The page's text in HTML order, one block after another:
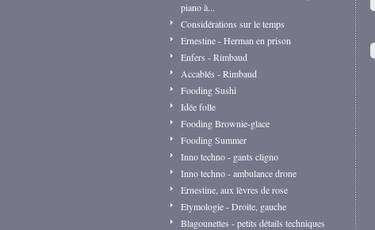
piano à...
Considérations sur le temps
Ernestine - Herman en prison
Enfers - Rimbaud
Accablés - Rimbaud
Fooding Sushi
Idée folle
Fooding Brownie-glace
Fooding Summer
Inno techno - gants cligno
Inno techno - ambulance drone
Ernestine, aux lèvres de rose
Etymologie - Droite, gauche
Blagounettes - petits détails techniques